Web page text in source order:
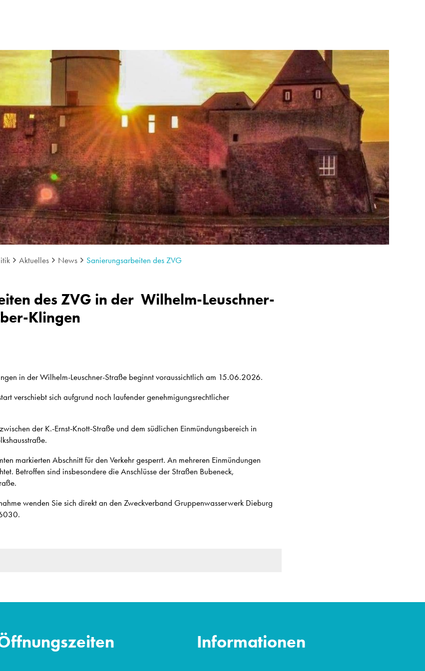
Aktuelles News Sanierungsarbeiten des ZVG
des ZVG in der Wilhelm-Leuschner-
Klingen
in der Wilhelm-Leuschner-Straße beginnt voraussichtlich am 15.06.2026.
verschiebt sich aufgrund noch laufender genehmigungsrechtlicher
der K.-Ernst-Knott-Straße und dem südlichen Einmündungsbereich in
markierten Abschnitt für den Verkehr gesperrt. An mehreren Einmündungen
Betroffen sind insbesondere die Anschlüsse der Straßen Bubeneck,
wenden Sie sich direkt an den Zweckverband Gruppenwasserwerk Dieburg
Informationen